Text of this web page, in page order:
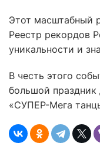
Этот масштабный
Реестр рекордов
уникальности и
В честь этого
большой праздник
«СУПЕР-Мега